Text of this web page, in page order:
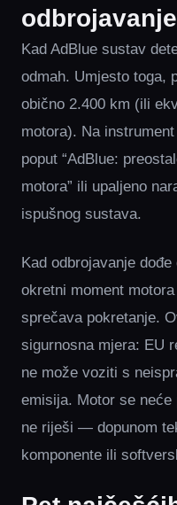
Kad AdBlue sustav
odmah. Umjesto toga,
obično 2.400 km (ili
motora). Na
poput “AdBlue:
motora” ili upaljeno
ispušnog sustava.
Kad odbrojavanje
okretni moment
sprečava pokretanje.
sigurnosna mjera: EU
ne može voziti s
emisija. Motor se
ne riješi — dopunom
komponente ili